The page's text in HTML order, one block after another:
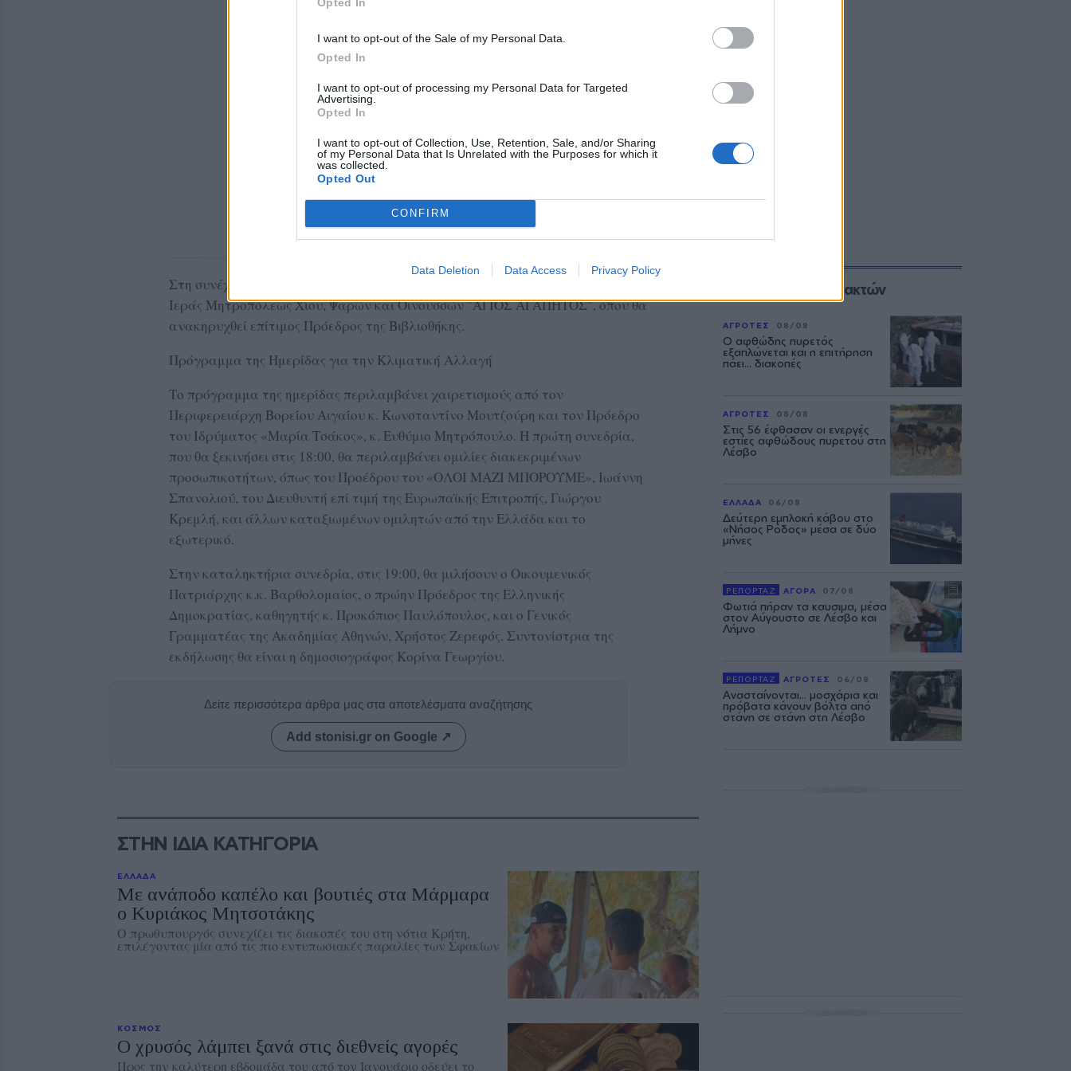
I want to opt-out of the Sale of my Personal Data.
Opted In
I want to opt-out of processing my Personal Data for Targeted
Advertising.
Opted In
I want to opt-out of Collection, Use, Retention, Sale, and/or Sharing
of my Personal Data that Is Unrelated with the Purposes for which it
was collected.
Opted Out
CONFIRM
Data Deletion Data Access Privacy Policy
Στη συνέχεια, ο Οικουμενικός Πατριάρχης θα επισκεφτεί τη Βιβλιοθήκη της
Ιεράς Μητροπόλεως Χίου, Ψαρών και Οινουσσών "ΑΓΙΟΣ ΑΓΑΠΗΤΟΣ", όπου θα
ανακηρυχθεί επίτιμος Πρόεδρος της Βιβλιοθήκης.
Πρόγραμμα της Ημερίδας για την Κλιματική Αλλαγή
Το πρόγραμμα της ημερίδας περιλαμβάνει χαιρετισμούς από τον
Περιφερειάρχη Βορείου Αιγαίου κ. Κωνσταντίνο Μουτζούρη και τον Πρόεδρο
του Ιδρύματος «Μαρία Τσάκος», κ. Ευθύμιο Μητρόπουλο. Η πρώτη συνεδρία,
που θα ξεκινήσει στις 18:00, θα περιλαμβάνει ομιλίες διακεκριμένων
προσωπικοτήτων, όπως του Προέδρου του «ΟΛΟΙ ΜΑΖΙ ΜΠΟΡΟΥΜΕ», Ιωάννη
Σπανολιού, του Διευθυντή επί τιμή της Ευρωπαϊκής Επιτροπής, Γιώργου
Κρεμλή, και άλλων καταξιωμένων ομιλητών από την Ελλάδα και το
εξωτερικό.
Στην καταληκτήρια συνεδρία, στις 19:00, θα μιλήσουν ο Οικουμενικός
Πατριάρχης κ.κ. Βαρθολομαίος, ο πρώην Πρόεδρος της Ελληνικής
Δημοκρατίας, καθηγητής κ. Προκόπιος Παυλόπουλος, και ο Γενικός
Γραμματέας της Ακαδημίας Αθηνών, Χρήστος Ζερεφός. Συντονίστρια της
εκδήλωσης θα είναι η δημοσιογράφος Κορίνα Γεωργίου.
Δείτε περισσότερα άρθρα μας στα αποτελέσματα αναζήτησης
Add stonisi.gr on Google ↗
ΣΤΗΝ ΙΔΙΑ ΚΑΤΗΓΟΡΙΑ
ΕΛΛΑΔΑ
Με ανάποδο καπέλο και βουτιές στα Μάρμαρα
ο Κυριάκος Μητσοτάκης
Ο πρωθυπουργός συνεχίζει τις διακοπές του στη νότια Κρήτη,
επιλέγοντας μία από τις πιο εντυπωσιακές παραλίες των Σφακίων
ΚΟΣΜΟΣ
Ο χρυσός λάμπει ξανά στις διεθνείς αγορές
Προς την καλύτερη εβδομάδα του από τον Ιανουάριο οδεύει το
Επιλογές των Συντακτών
ΑΓΡΟΤΕΣ 08/08
Ο αφθώδης πυρετός
εξαπλώνεται και η επιτήρηση
πάει... διακοπές
ΑΓΡΟΤΕΣ 08/08
Στις 56 έφθασαν οι ενεργές
εστίες αφθώδους πυρετού στη
Λέσβο
ΕΛΛΑΔΑ 06/08
Δεύτερη εμπλοκή κάβου στο
«Νήσος Ρόδος» μέσα σε δύο
μήνες
ΡΕΠΟΡΤΑΖ ΑΓΟΡΑ 07/08
Φωτιά πήραν τα καυσιμα, μέσα
στον Αύγουστο σε Λέσβο και
Λήμνο
ΡΕΠΟΡΤΑΖ ΑΓΡΟΤΕΣ 06/08
Ανασταίνονται... μοσχάρια και
πρόβατα κάνουν βόλτα από
στάνη σε στάνη στη Λέσβο